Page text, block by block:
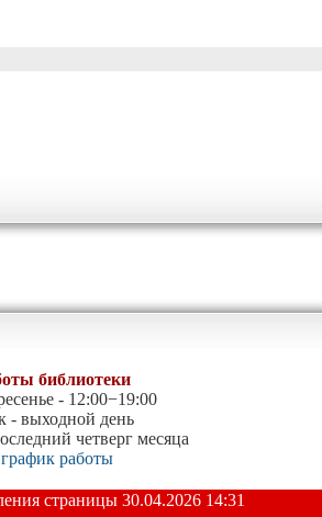
библиотеки
- 12:00−19:00
- выходной день
четверг месяца
график работы
страницы 30.04.2026 14:31